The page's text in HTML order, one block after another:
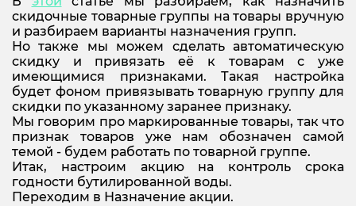
скидочные товарные группы на товары вручную
и разбираем варианты назначения групп.
Но также мы можем сделать автоматическую
скидку и привязать её к товарам с уже
имеющимися признаками. Такая настройка
будет фоном привязывать товарную группу для
скидки по указанному заранее признаку.
Мы говорим про маркированные товары, так что
признак товаров уже нам обозначен самой
темой - будем работать по товарной группе.
Итак, настроим акцию на контроль срока
годности бутилированной воды.
Переходим в Назначение акции.